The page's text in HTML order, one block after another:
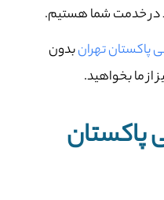
در خدمت شما هستیم.
پاکستان تهرانبدون
از ما بخواهید.
پاکستان